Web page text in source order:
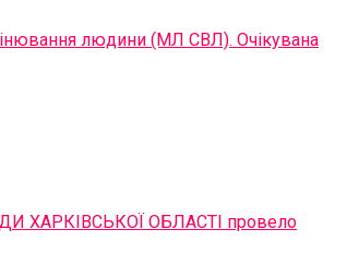
людини (МЛ СВЛ). Очікувана
ХАРКІВСЬКОЇ ОБЛАСТІ провело